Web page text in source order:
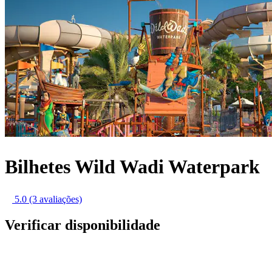
Bilhetes Wild Wadi Waterpark
5.0 (3 avaliações)
Verificar disponibilidade